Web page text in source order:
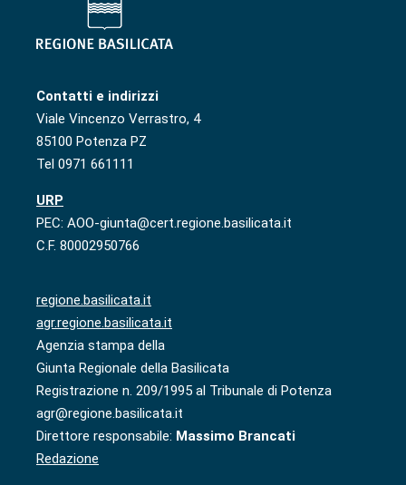
Contatti e indirizzi
Viale Vincenzo Verrastro, 4
85100 Potenza PZ
Tel 0971 661111
URP
PEC: AOO-giunta@cert.regione.basilicata.it
C.F. 80002950766
regione.basilicata.it
agr.regione.basilicata.it
Agenzia stampa della
Giunta Regionale della Basilicata
Registrazione n. 209/1995 al Tribunale di Potenza
agr@regione.basilicata.it
Direttore responsabile: Massimo Brancati
Redazione